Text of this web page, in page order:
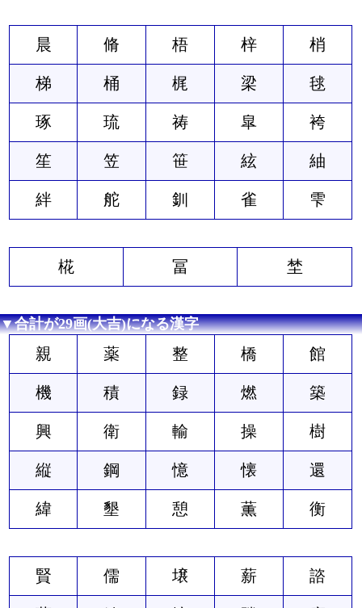
晨 脩 梧 梓 梢
梯 桶 梶 梁 毬
琢 琉 祷 皐 袴
笙 笠 笹 絃 紬
絆 舵 釧 雀 雫
椛 冨 埜
▼合計が29画(大吉)になる漢字
親 薬 整 橋 館
機 積 録 燃 築
興 衛 輸 操 樹
縦 鋼 憶 懐 還
緯 墾 憩 薫 衡
賢 儒 壌 薪 諮